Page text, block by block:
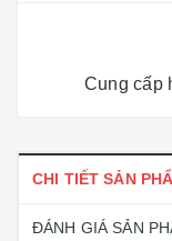
Cung cấp
CHI TIẾT SẢN
ĐÁNH GIÁ SẢN